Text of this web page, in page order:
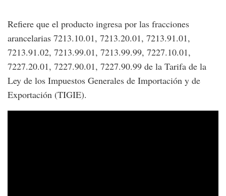
Refiere que el producto ingresa por las fracciones
arancelarias 7213.10.01, 7213.20.01, 7213.91.01,
7213.91.02, 7213.99.01, 7213.99.99, 7227.10.01,
7227.20.01, 7227.90.01, 7227.90.99 de la Tarifa de la
Ley de los Impuestos Generales de Importación y de
Exportación (TIGIE).